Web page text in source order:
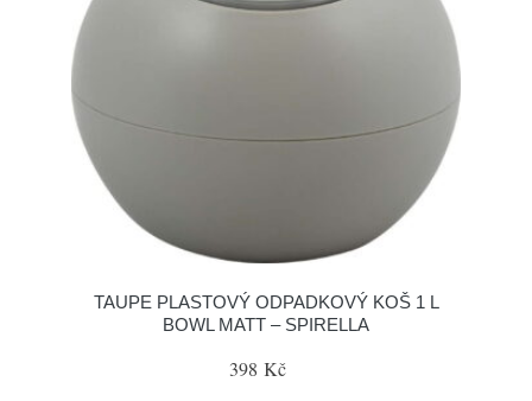
TAUPE PLASTOVÝ ODPADKOVÝ KOŠ 1 L
BOWL MATT – SPIRELLA
398 Kč